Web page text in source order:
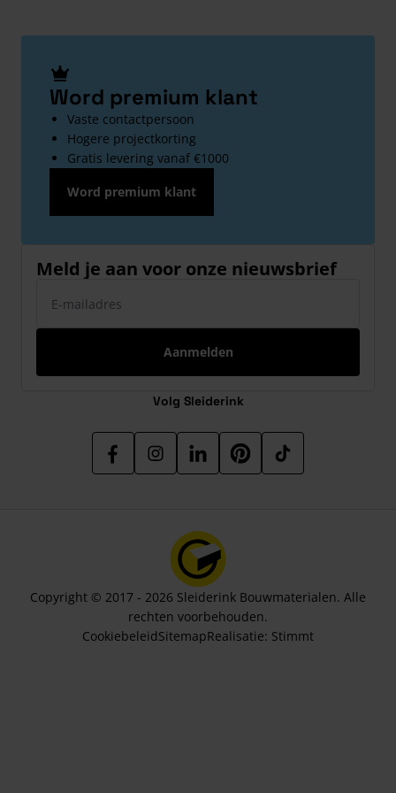
Word premium klant
Vaste contactpersoon
Hogere projectkorting
Gratis levering vanaf €1000
Word premium klant
Meld je aan voor onze nieuwsbrief
Aanmelden
Volg Sleiderink
Copyright © 2017 - 2026 Sleiderink Bouwmaterialen. Alle
rechten voorbehouden.
CookiebeleidSitemapRealisatie: Stimmt